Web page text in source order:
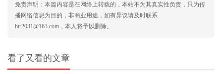
免责声明：本篇内容是在网络上转载的，本站不为其真实性负责，只为传
播网络信息为目的，非商业用途，如有异议请及时联系
btr2031@163.com，本人将予以删除。
看了又看的文章